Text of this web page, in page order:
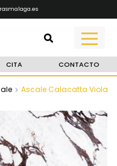
CITA CONTACTO
Ascale Calacatta Viola